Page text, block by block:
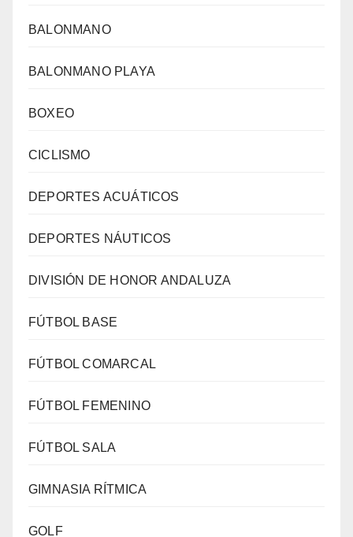
BALONMANO
BALONMANO PLAYA
BOXEO
CICLISMO
DEPORTES ACUÁTICOS
DEPORTES NÁUTICOS
DIVISIÓN DE HONOR ANDALUZA
FÚTBOL BASE
FÚTBOL COMARCAL
FÚTBOL FEMENINO
FÚTBOL SALA
GIMNASIA RÍTMICA
GOLF